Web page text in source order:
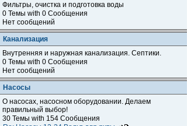
Фильтры, очистка и подготовка воды
0 Темы with 0 Сообщения
Нет сообщений
Канализация
Внутренняя и наружная канализация. Септики.
0 Темы with 0 Сообщения
Нет сообщений
Насосы
О насосах, насосном оборудовании. Делаем
правильный выбор!
30 Темы with 154 Сообщения